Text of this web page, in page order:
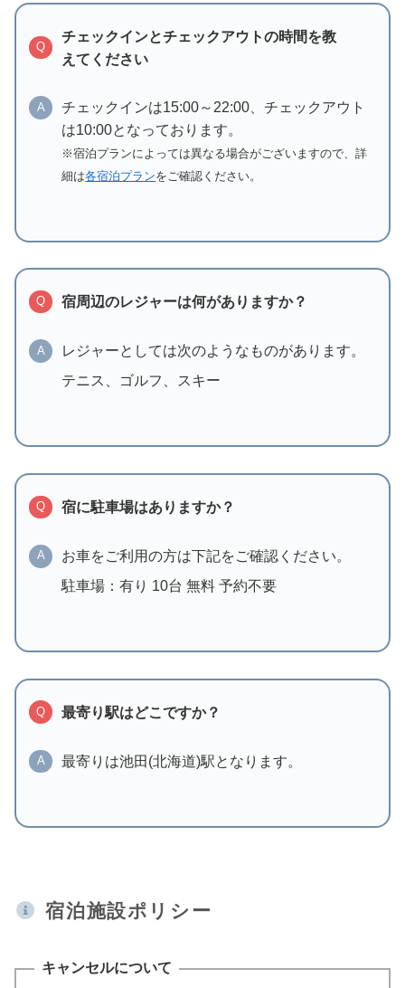
Q
チェックインとチェックアウトの時間を教
えてください
A
チェックインは15:00～22:00、チェックアウト
は10:00となっております。
※宿泊プランによっては異なる場合がございますので、詳
細は各宿泊プランをご確認ください。
Q 宿周辺のレジャーは何がありますか？
A
レジャーとしては次のようなものがあります。
テニス、ゴルフ、スキー
Q 宿に駐車場はありますか？
A
お車をご利用の方は下記をご確認ください。
駐車場：有り 10台 無料 予約不要
Q 最寄り駅はどこですか？
A 最寄りは池田(北海道)駅となります。
宿泊施設ポリシー
キャンセルについて